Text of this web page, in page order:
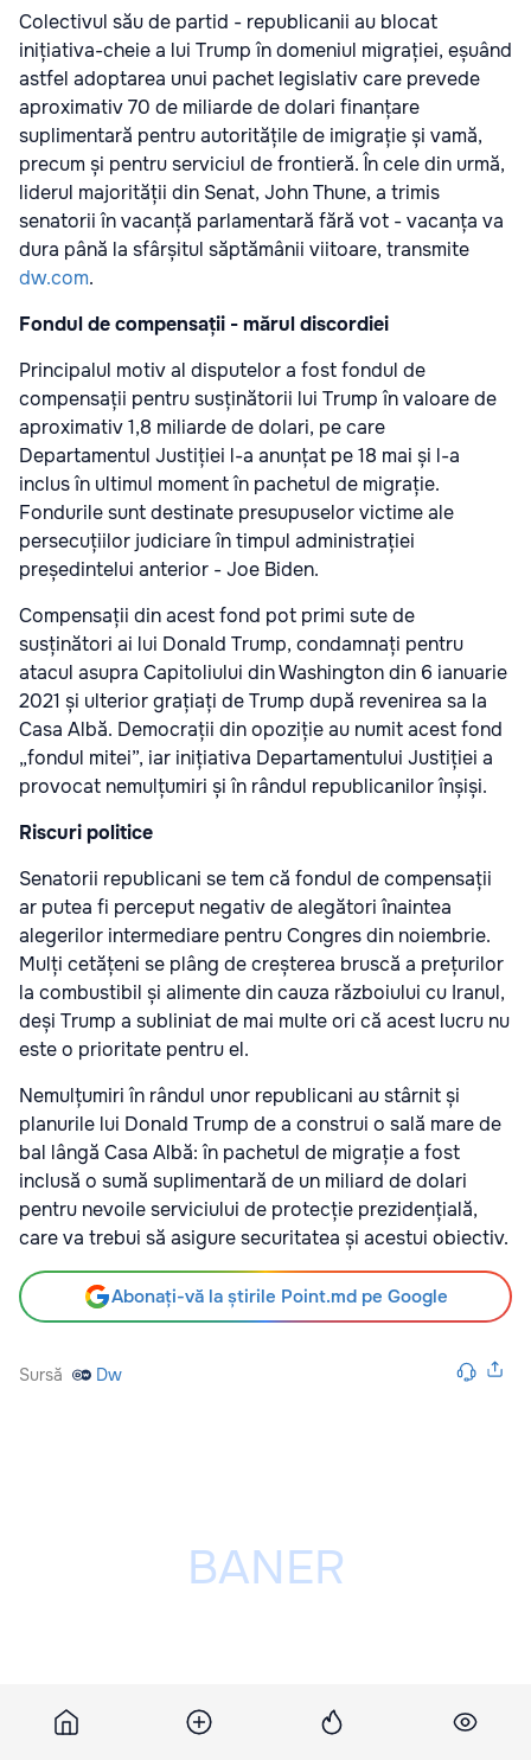
Colectivul său de partid - republicanii au blocat
inițiativa-cheie a lui Trump în domeniul migrației, eșuând
astfel adoptarea unui pachet legislativ care prevede
aproximativ 70 de miliarde de dolari finanțare
suplimentară pentru autoritățile de imigrație și vamă,
precum și pentru serviciul de frontieră. În cele din urmă,
liderul majorității din Senat, John Thune, a trimis
senatorii în vacanță parlamentară fără vot - vacanța va
dura până la sfârșitul săptămânii viitoare, transmite
dw.com.
Fondul de compensații - mărul discordiei
Principalul motiv al disputelor a fost fondul de
compensații pentru susținătorii lui Trump în valoare de
aproximativ 1,8 miliarde de dolari, pe care
Departamentul Justiției l-a anunțat pe 18 mai și l-a
inclus în ultimul moment în pachetul de migrație.
Fondurile sunt destinate presupuselor victime ale
persecuțiilor judiciare în timpul administrației
președintelui anterior - Joe Biden.
Compensații din acest fond pot primi sute de
susținători ai lui Donald Trump, condamnați pentru
atacul asupra Capitoliului din Washington din 6 ianuarie
2021 și ulterior grațiați de Trump după revenirea sa la
Casa Albă. Democrații din opoziție au numit acest fond
„fondul mitei”, iar inițiativa Departamentului Justiției a
provocat nemulțumiri și în rândul republicanilor înșiși.
Riscuri politice
Senatorii republicani se tem că fondul de compensații
ar putea fi perceput negativ de alegători înaintea
alegerilor intermediare pentru Congres din noiembrie.
Mulți cetățeni se plâng de creșterea bruscă a prețurilor
la combustibil și alimente din cauza războiului cu Iranul,
deși Trump a subliniat de mai multe ori că acest lucru nu
este o prioritate pentru el.
Nemulțumiri în rândul unor republicani au stârnit și
planurile lui Donald Trump de a construi o sală mare de
bal lângă Casa Albă: în pachetul de migrație a fost
inclusă o sumă suplimentară de un miliard de dolari
pentru nevoile serviciului de protecție prezidențială,
care va trebui să asigure securitatea și acestui obiectiv.
Abonați-vă la știrile Point.md pe Google
Sursă Dw
Publicitatea ta poate fi aici